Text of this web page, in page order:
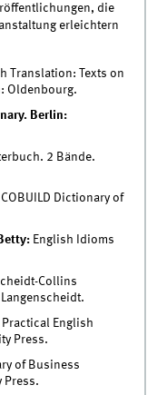
die
erleichtern
Translation: Texts on
Oldenbourg.
Berlin:
2 Bände.
Dictionary of
English Idioms
Collins
Practical English
Press.
of Business
Press.